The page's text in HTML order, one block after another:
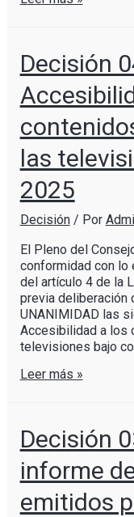
Decisión
las
2025
Decisión/ Por
El Pleno del
conformidad con lo
del artículo 4 de la
previa deliberación
UNANIMIDAD las
Accesibilidad a los
televisiones bajo
Leer más »
Decisión
informe
emitidos